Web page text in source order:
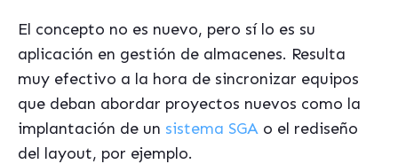
El concepto no es nuevo, pero sí lo es su
aplicación en gestión de almacenes. Resulta
muy efectivo a la hora de sincronizar equipos
que deban abordar proyectos nuevos como la
implantación de un sistema SGA o el rediseño
del layout, por ejemplo.